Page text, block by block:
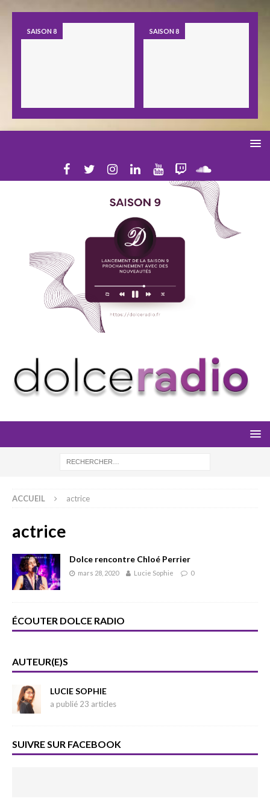
SAISON 8 SAISON 8
ACCUEIL actrice
actrice
Dolce rencontre Chloé Perrier
mars 28, 2020 Lucie Sophie 0
ÉCOUTER DOLCE RADIO
AUTEUR(E)S
LUCIE SOPHIE
a publié 23 articles
SUIVRE SUR FACEBOOK